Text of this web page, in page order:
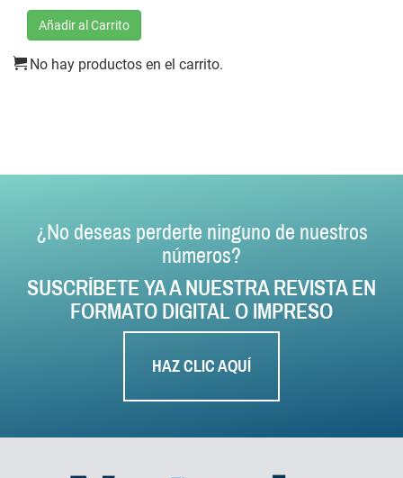
Añadir al Carrito
No hay productos en el carrito.
¿No deseas perderte ninguno de nuestros
números?
SUSCRÍBETE YA A NUESTRA REVISTA EN
FORMATO DIGITAL O IMPRESO
HAZ CLIC AQUÍ